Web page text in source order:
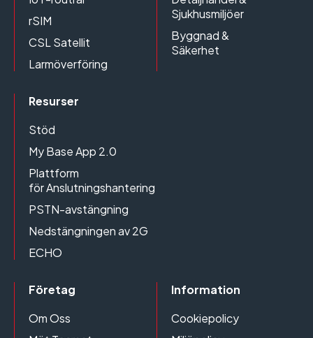
rSIM
CSL Satellit
Larmöverföring
Sjukhusmiljöer
Byggnad &
Säkerhet
Resurser
Stöd
My Base App 2.0
Plattform
för Anslutningshantering
PSTN-avstängning
Nedstängningen av 2G
ECHO
Företag
Om Oss
Information
Cookiepolicy